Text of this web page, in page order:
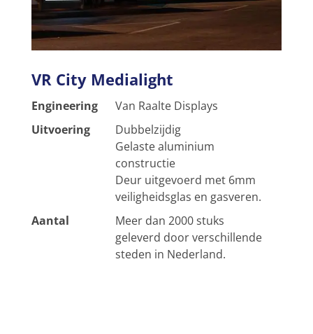
VR City Medialight
Engineering
Van Raalte Displays
Uitvoering
Dubbelzijdig
Gelaste aluminium
constructie
Deur uitgevoerd met 6mm
veiligheidsglas en gasveren.
Aantal
Meer dan 2000 stuks
geleverd door verschillende
steden in Nederland.